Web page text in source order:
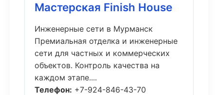
Мастерская Finish House
Инженерные сети в Мурманск
Премиальная отделка и инженерные
сети для частных и коммерческих
объектов. Контроль качества на
каждом этапе....
Телефон: +7-924-846-43-70